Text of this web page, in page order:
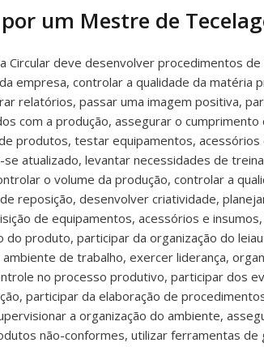
um Mestre de
Circular deve desenvolver procedimentos
empresa, controlar a qualidade da matéria
relatórios, passar uma imagem positiva,
com a produção, assegurar o
produtos, testar equipamentos,
atualizado, levantar necessidades de
o volume da produção, controlar a
reposição, desenvolver criatividade,
de equipamentos, acessórios e
do produto, participar da organização do
de trabalho, exercer liderança,
no processo produtivo, participar dos
participar da elaboração de
a organização do ambiente,
não-conformes, utilizar ferramentas